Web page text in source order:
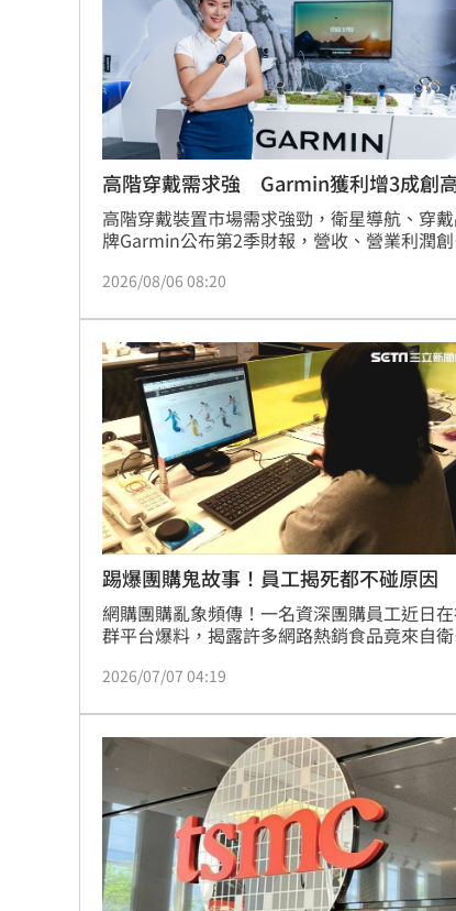
李李仁慶祝父親節！合體大尾油土伯
小孩不願繫安全帶！全機乘客慘滯留
傳與女員工婚外情助升遷 FIFA主席
台灣高中生超神！這賽事拿下1金2銀
二伯衣印哈哈鄙卑 專家：別穿去日
向中國洩半導體機密 前SK海力士員
基隆房仲淹水控回覆不實 公所：
戰疫苗！他再批蔣萬安：神也是你鬼
星二代闖好聲音挨轟 歌手親姊心疼
命理師騙「子宮有嬰靈」拿雞蛋性侵
42歲情色片女星閃嫁 對象是前職棒
台灣彩券開獎直播中 20:31
LIVE三立+24小時直播 15:27
三立iNEWS新聞台線上直播
台彩父親節推新刮刮樂千萬頭獎超
商場戰國來臨 台中「頂奢大道」逐
「拍片人的多重宇宙」職涯論壇9/12
8國球員齊聚高雄 Formosa 7s掀足
高階穿戴需求強 Garmin獲利增3成創
高階穿戴裝置市場需求強勁，衛星導航、穿
牌Garmin公布第2季財報，營收、營業利潤
TrainingPeaks與TrainHeroic的策略性收購，
盈餘10美元。
2026/08/06 08:20
踢爆團購鬼故事！員工揭死都不碰原因
網購團購亂象頻傳！一名資深團購員工近日
群平台爆料，揭露許多網路熱銷食品竟來自
更有廉價雜貨經由包裝後高價販售，暴利驚人
致劣質商品充斥市場。台北市議員參選人吳
對此示警，強調「三無食品」透過免驗漏洞
襲台，缺乏把關機制恐成健康隱憂。專家呼籲
眾應正視食安風險，優先選購標示清楚的在地
品，切勿為了貪圖小便宜
2026/07/07 04:19